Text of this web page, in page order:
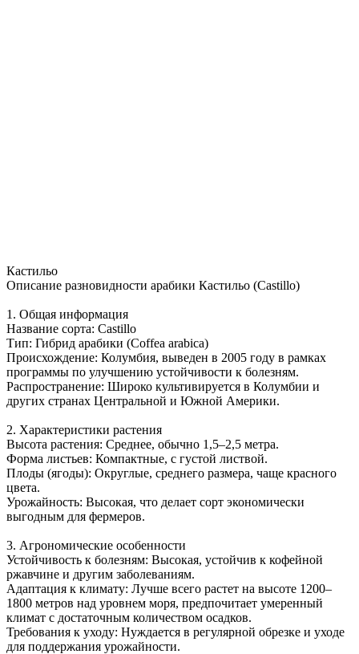
Кастильо
Описание разновидности арабики Кастильо (Castillo)
1. Общая информация
Название сорта: Castillo
Тип: Гибрид арабики (Coffea arabica)
Происхождение: Колумбия, выведен в 2005 году в рамках
программы по улучшению устойчивости к болезням.
Распространение: Широко культивируется в Колумбии и
других странах Центральной и Южной Америки.
2. Характеристики растения
Высота растения: Среднее, обычно 1,5–2,5 метра.
Форма листьев: Компактные, с густой листвой.
Плоды (ягоды): Округлые, среднего размера, чаще красного
цвета.
Урожайность: Высокая, что делает сорт экономически
выгодным для фермеров.
3. Агрономические особенности
Устойчивость к болезням: Высокая, устойчив к кофейной
ржавчине и другим заболеваниям.
Адаптация к климату: Лучше всего растет на высоте 1200–
1800 метров над уровнем моря, предпочитает умеренный
климат с достаточным количеством осадков.
Требования к уходу: Нуждается в регулярной обрезке и уходе
для поддержания урожайности.